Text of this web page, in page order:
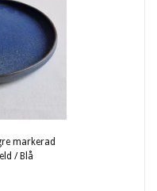
markerad
/ Blå